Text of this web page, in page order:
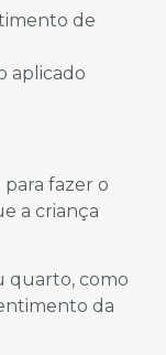
de
aplicado
fazer o
a criança
quarto, como
da